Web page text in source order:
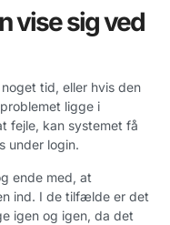
vise sig ved
tid, eller hvis den
ligge i
fejle, kan systemet få
under login.
ende med, at
ind. I de tilfælde er det
igen og igen, da det